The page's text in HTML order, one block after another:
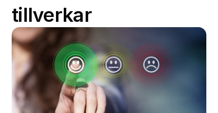
tillverkar